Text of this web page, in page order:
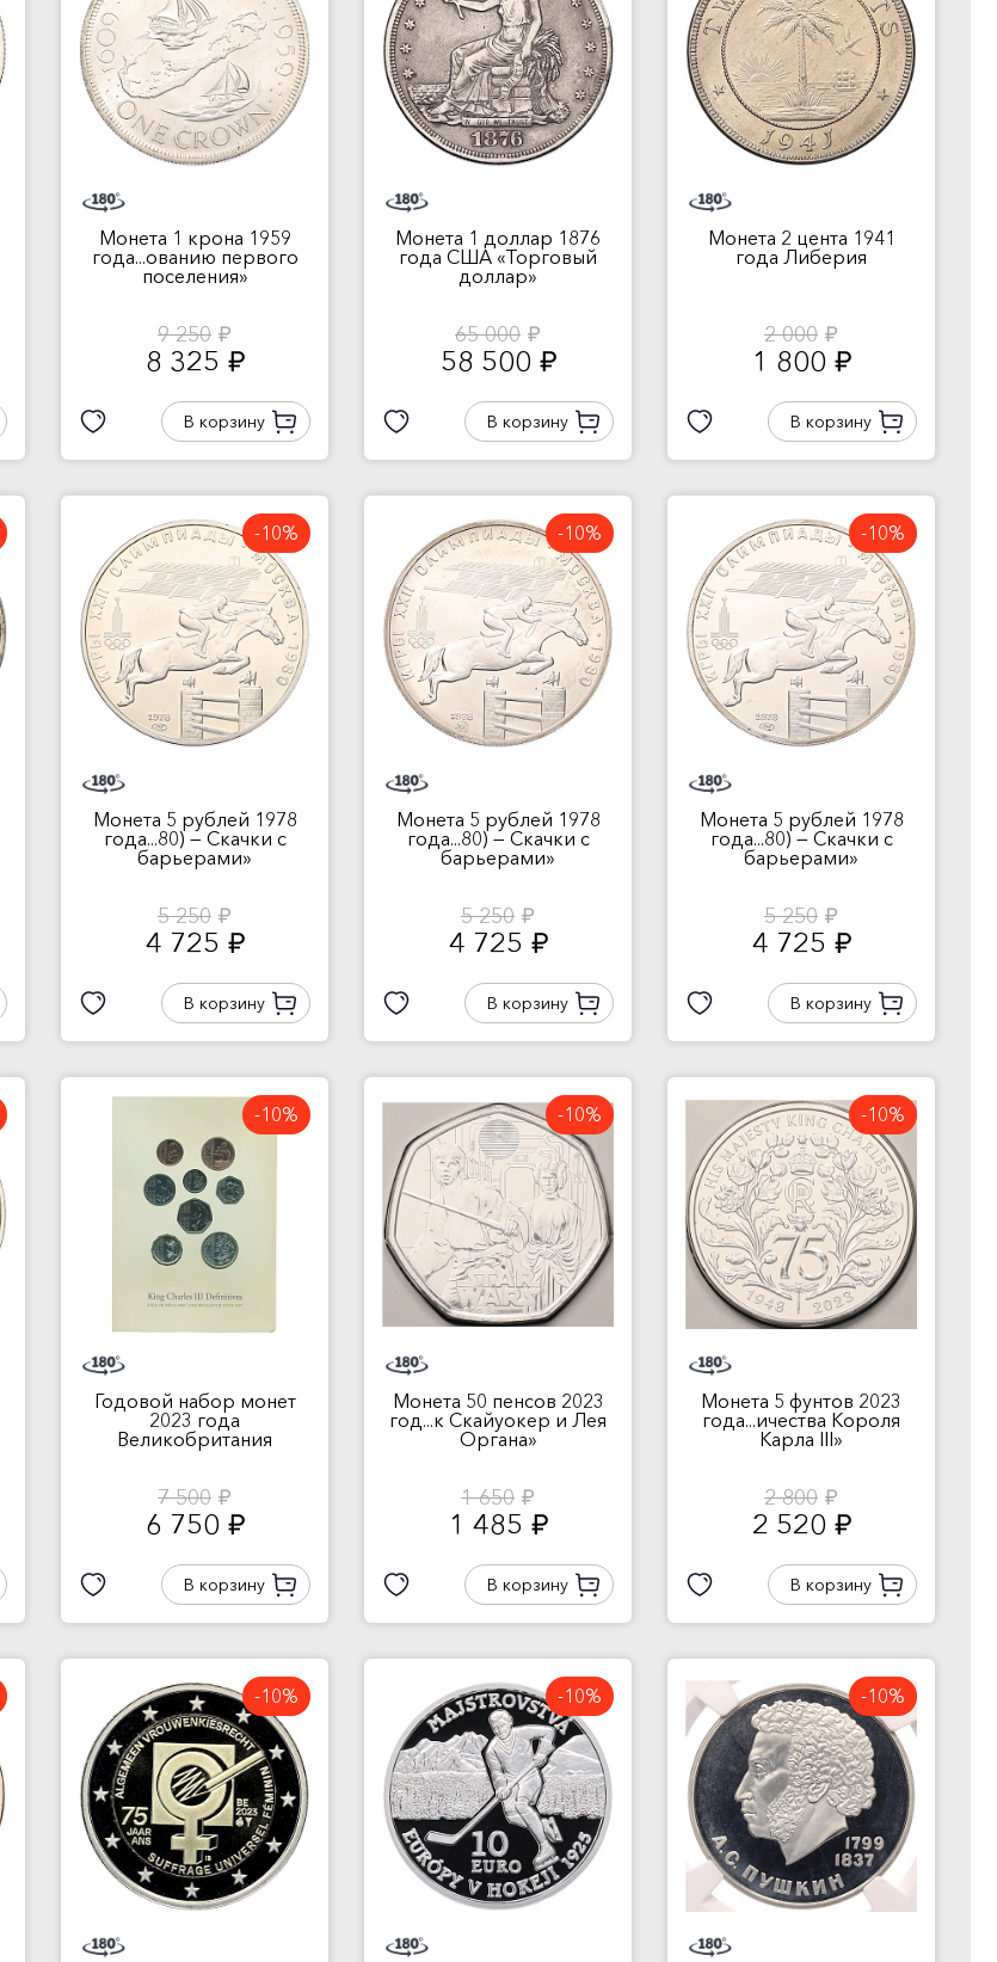
Монета 1 крона 1959
года...ованию первого
поселения»
9 250 руб.
8 325 руб.
В корзину
Монета 1 доллар 1876
года США «Торговый
доллар»
65 000 руб.
58 500 руб.
В корзину
Монета 2 цента 1941
года Либерия
2 000 руб.
1 800 руб.
В корзину
-10%
Монета 5 рублей 1978
года...80) — Скачки с
барьерами»
5 250 руб.
4 725 руб.
В корзину
-10%
Монета 5 рублей 1978
года...80) — Скачки с
барьерами»
5 250 руб.
4 725 руб.
В корзину
-10%
Монета 5 рублей 1978
года...80) — Скачки с
барьерами»
5 250 руб.
4 725 руб.
В корзину
-10%
Годовой набор монет
2023 года
Великобритания
7 500 руб.
6 750 руб.
В корзину
-10%
Монета 50 пенсов 2023
год...к Скайуокер и Лея
Органа»
1 650 руб.
1 485 руб.
В корзину
-10%
Монета 5 фунтов 2023
года...ичества Короля
Карла III»
2 800 руб.
2 520 руб.
В корзину
-10% -10% -10%